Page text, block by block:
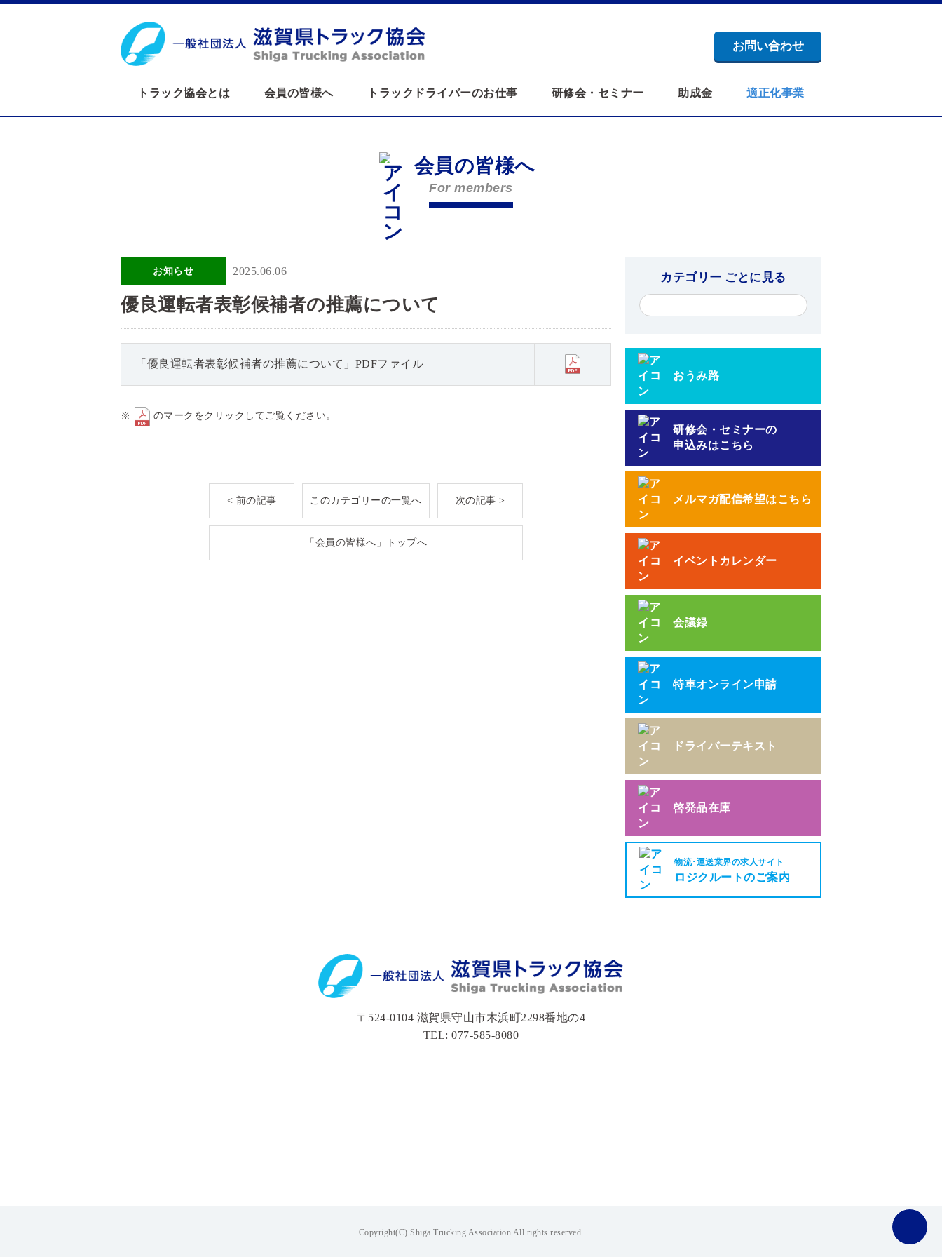
お問い合わせ
トラック協会とは 会員の皆様へ トラックドライバーのお仕事 研修会・セミナー 助成金 適正化事業
会員の皆様へ
For members
お知らせ 2025.06.06
優良運転者表彰候補者の推薦について
「優良運転者表彰候補者の推薦について」PDFファイル
※ のマークをクリックしてご覧ください。
< 前の記事 このカテゴリーの一覧へ 次の記事 >
「会員の皆様へ」トップへ
カテゴリー ごとに見る
おうみ路
研修会・セミナーの
申込みはこちら
メルマガ配信希望はこちら
イベントカレンダー
会議録
特車オンライン申請
ドライバーテキスト
啓発品在庫
物流･運送業界の求人サイト
ロジクルートのご案内
〒524-0104 滋賀県守山市木浜町2298番地の4
TEL: 077-585-8080
Copyright(C) Shiga Trucking Association All rights reserved.